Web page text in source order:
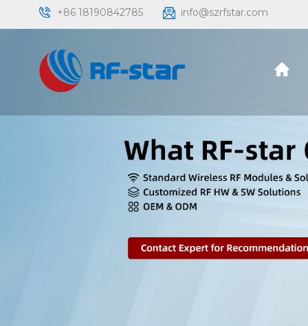
+86 18190842785 info@szrfstar.com